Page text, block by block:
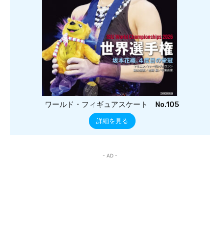
ワールド・フィギュアスケート No.105
詳細を見る
- AD -